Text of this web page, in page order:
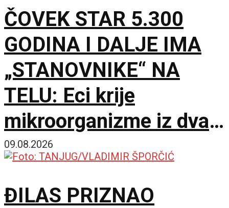
ČOVEK STAR 5.300
GODINA I DALJE IMA
„STANOVNIKE“ NA
TELU: Eci krije
mikroorganizme iz dva
potpuno različita sveta
09.08.2026
ĐILAS PRIZNAO